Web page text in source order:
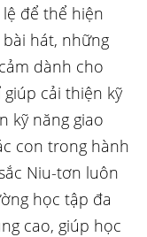
để thể hiện
hát, những
dành cho
cải thiện kỹ
kỹ năng giao
con trong hành
Niu-tơn luôn
học tập đa
cao, giúp học